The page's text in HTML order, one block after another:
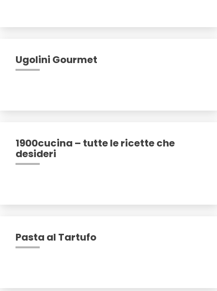
Ugolini Gourmet
1900cucina – tutte le ricette che
desideri
Pasta al Tartufo